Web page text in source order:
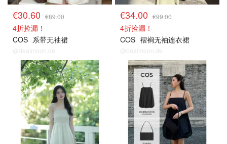
€30.60 €89.00
4折捡漏！
COS 系带无袖裙
@dealmoon.de
€34.00 €99.00
4折捡漏！
COS 褶裥无袖连衣裙
@dealmoon.de